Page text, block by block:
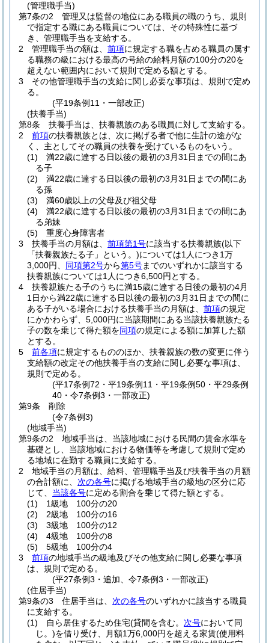
(管理職手当)
第7条の2
管理又は監督の地位にある職員の職のうち、規則
で指定する職にある職員については、その特殊性に基づ
き、管理職手当を支給する。
2
管理職手当の額は、 前項に規定する職を占める職員の属す
る職務の級における最高の号給の給料月額の100分の20を
超えない範囲内において規則で定める額とする。
3
その他管理職手当の支給に関し必要な事項は、規則で定め
る。
(平19条例11・一部改正)
(扶養手当)
第8条
扶養手当は、扶養親族のある職員に対して支給する。
2
前項の扶養親族とは、次に掲げる者で他に生計の途がな
く、主としてその職員の扶養を受けているものをいう。
(1)
満22歳に達する日以後の最初の3月31日までの間にあ
る子
(2)
満22歳に達する日以後の最初の3月31日までの間にあ
る孫
(3)
満60歳以上の父母及び祖父母
(4)
満22歳に達する日以後の最初の3月31日までの間にあ
る弟妹
(5)
重度心身障害者
3
扶養手当の月額は、 前項第1号に該当する扶養親族(以下
「扶養親族たる子」という。)については1人につき1万
3,000円、 同項第2号から第5号までのいずれかに該当する
扶養親族については1人につき6,500円とする。
4
扶養親族たる子のうちに満15歳に達する日後の最初の4月
1日から満22歳に達する日以後の最初の3月31日までの間に
ある子がいる場合における扶養手当の月額は、 前項の規定
にかかわらず、5,000円に当該期間にある当該扶養親族たる
子の数を乗じて得た額を同項の規定による額に加算した額
とする。
5
前各項に規定するもののほか、扶養親族の数の変更に伴う
支給額の改定その他扶養手当の支給に関し必要な事項は、
規則で定める。
(平17条例72・平19条例11・平19条例50・平29条例
40・令7条例3・一部改正)
第9条
削除
(令7条例3)
(地域手当)
第9条の2
地域手当は、当該地域における民間の賃金水準を
基礎とし、当該地域における物価等を考慮して規則で定め
る地域に在勤する職員に支給する。
2
地域手当の月額は、給料、管理職手当及び扶養手当の月額
の合計額に、 次の各号に掲げる地域手当の級地の区分に応
じて、 当該各号に定める割合を乗じて得た額とする。
(1)
1級地 100分の20
(2)
2級地 100分の16
(3)
3級地 100分の12
(4)
4級地 100分の8
(5)
5級地 100分の4
3
前項の地域手当の級地及びその他支給に関し必要な事項
は、規則で定める。
(平27条例3・追加、令7条例3・一部改正)
(住居手当)
第9条の3
住居手当は、 次の各号のいずれかに該当する職員
に支給する。
(1)
自ら居住するため住宅(貸間を含む。 次号において同
じ。)を借り受け、月額1万6,000円を超える家賃(使用料